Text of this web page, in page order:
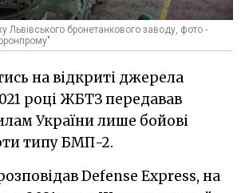
Львівського бронетанкового заводу, фото -
на відкриті джерела
році ЖБТЗ передавав
України лише бойові
типу БМП-2.
Defense Express, на